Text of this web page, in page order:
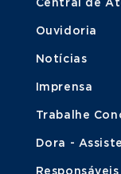
Central de
Ouvidoria
Notícias
Imprensa
Trabalhe
Dora -